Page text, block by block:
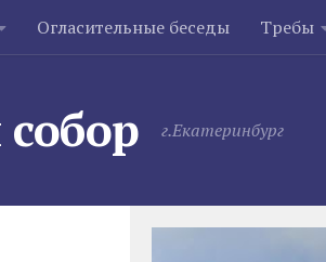
Огласительные беседы Требы
г.Екатеринбург